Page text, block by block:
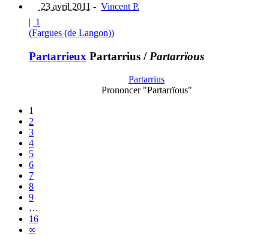
23 avril 2011 - Vincent P.
| 1
(Fargues (de Langon))
Partarrieux Partarrius / Partarrïous
Partarrius
Prononcer "Partarrïous"
1
2
3
4
5
6
7
8
9
…
16
∞